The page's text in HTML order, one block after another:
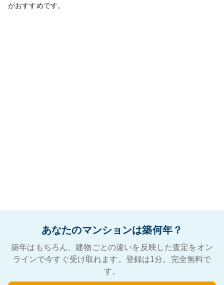
がおすすめです。
あなたのマンションは築何年？
築年はもちろん、建物ごとの違いを反映した査定をオン
ラインで今すぐ受け取れます。登録は1分。完全無料で
す。